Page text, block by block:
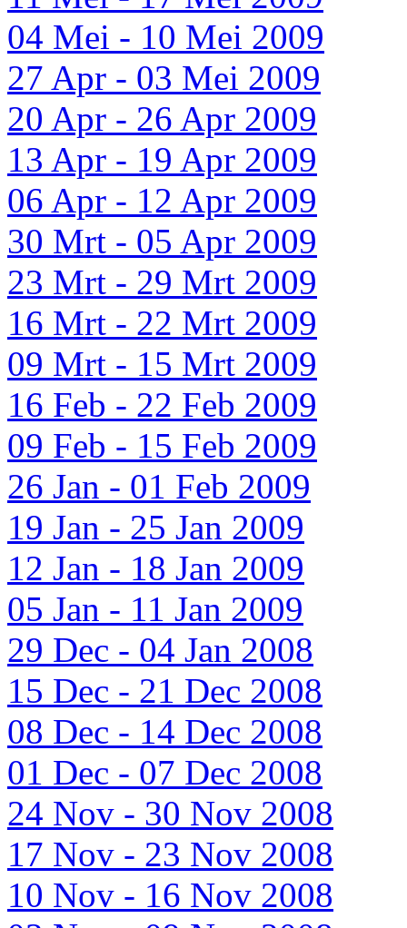
04 Mei - 10 Mei 2009
27 Apr - 03 Mei 2009
20 Apr - 26 Apr 2009
13 Apr - 19 Apr 2009
06 Apr - 12 Apr 2009
30 Mrt - 05 Apr 2009
23 Mrt - 29 Mrt 2009
16 Mrt - 22 Mrt 2009
09 Mrt - 15 Mrt 2009
16 Feb - 22 Feb 2009
09 Feb - 15 Feb 2009
26 Jan - 01 Feb 2009
19 Jan - 25 Jan 2009
12 Jan - 18 Jan 2009
05 Jan - 11 Jan 2009
29 Dec - 04 Jan 2008
15 Dec - 21 Dec 2008
08 Dec - 14 Dec 2008
01 Dec - 07 Dec 2008
24 Nov - 30 Nov 2008
17 Nov - 23 Nov 2008
10 Nov - 16 Nov 2008